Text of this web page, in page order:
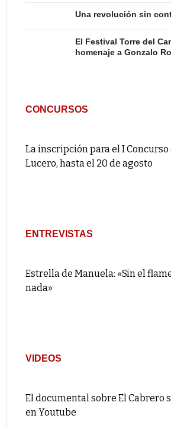
Una revolución sin
El Festival Torre del
homenaje a Gonzalo
CONCURSOS
La inscripción para el I Concurso
Lucero, hasta el 20 de agosto
ENTREVISTAS
Estrella de Manuela: «Sin el
nada»
VIDEOS
El documental sobre El Cabrero
en Youtube